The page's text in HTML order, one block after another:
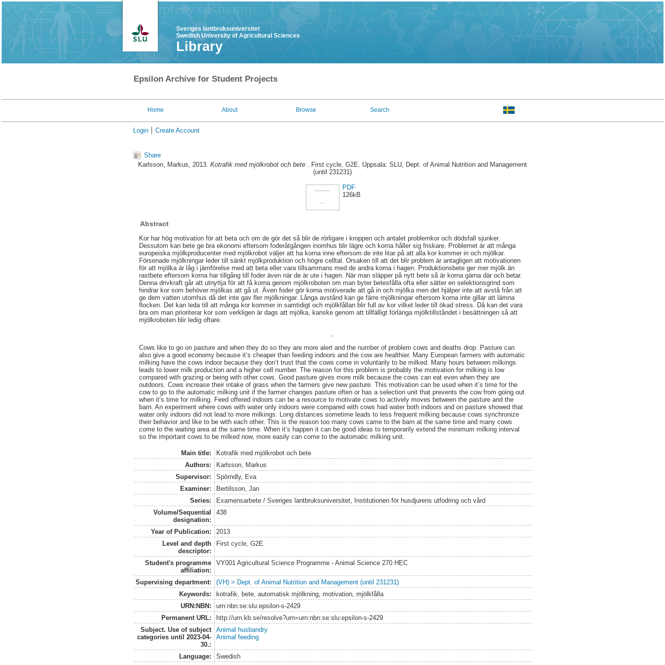
Sveriges lantbruksuniversitet
Swedish University of Agricultural Sciences
Library
Epsilon Archive for Student Projects
Home About Browse Search
Login Create Account
Share
Karlsson, Markus, 2013. Kotrafik med mjölkrobot och bete . First cycle, G2E. Uppsala: SLU, Dept. of Animal Nutrition and Management
(until 231231)
PDF
126kB
Abstract
Kor har hög motivation för att beta och om de gör det så blir de rörligare i kroppen och antalet problemkor och dödsfall sjunker.
Dessutom kan bete ge bra ekonomi eftersom foderåtgången inomhus blir lägre och korna håller sig friskare. Problemet är att många
europeiska mjölkproducenter med mjölkrobot väljer att ha korna inne eftersom de inte litar på att alla kor kommer in och mjölkar.
Försenade mjölkningar leder till sänkt mjölkproduktion och högre celltal. Orsaken till att det blir problem är antagligen att motivationen
för att mjölka är låg i jämförelse med att beta eller vara tillsammans med de andra korna i hagen. Produktionsbete ger mer mjölk än
rastbete eftersom korna har tillgång till foder även när de är ute i hagen. När man släpper på nytt bete så är korna gärna där och betar.
Denna drivkraft går att utnyttja för att få korna genom mjölkroboten om man byter betesfålla ofta eller sätter en selektionsgrind som
hindrar kor som behöver mjölkas att gå ut. Även foder gör korna motiverade att gå in och mjölka men det hjälper inte att avstå från att
ge dem vatten utomhus då det inte gav fler mjölkningar. Långa avstånd kan ge färre mjölkningar eftersom korna inte gillar att lämna
flocken. Det kan leda till att många kor kommer in samtidigt och mjölkfållan blir full av kor vilket leder till ökad stress. Då kan det vara
bra om man prioriterar kor som verkligen är dags att mjölka, kanske genom att tillfälligt förlänga mjölktillståndet i besättningen så att
mjölkroboten blir ledig oftare.
Cows like to go on pasture and when they do so they are more alert and the number of problem cows and deaths drop. Pasture can
also give a good economy because it’s cheaper than feeding indoors and the cow are healthier. Many European farmers with automatic
milking have the cows indoor because they don’t trust that the cows come in voluntarily to be milked. Many hours between milkings
leads to lower milk production and a higher cell number. The reason for this problem is probably the motivation for milking is low
compared with grazing or being with other cows. Good pasture gives more milk because the cows can eat even when they are
outdoors. Cows increase their intake of grass when the farmers give new pasture. This motivation can be used when it’s time for the
cow to go to the automatic milking unit if the farmer changes pasture often or has a selection unit that prevents the cow from going out
when it’s time for milking. Feed offered indoors can be a resource to motivate cows to actively moves between the pasture and the
barn. An experiment where cows with water only indoors were compared with cows had water both indoors and on pasture showed that
water only indoors did not lead to more milkings. Long distances sometime leads to less frequent milking because cows synchronize
their behavior and like to be with each other. This is the reason too many cows came to the barn at the same time and many cows
come to the waiting area at the same time. When it’s happen it can be good ideas to temporarily extend the minimum milking interval
so the important cows to be milked now, more easily can come to the automatic milking unit.
Main title:
Kotrafik med mjölkrobot och bete
Authors:
Karlsson, Markus
Supervisor:
Spörndly, Eva
Examiner:
Bertilsson, Jan
Series:
Examensarbete / Sveriges lantbruksuniversitet, Institutionen för husdjurens utfodring och vård
Volume/Sequential
designation:
438
Year of Publication:
2013
Level and depth
descriptor:
First cycle, G2E
Student's programme
affiliation:
VY001 Agricultural Science Programme - Animal Science 270 HEC
Supervising department:
(VH) > Dept. of Animal Nutrition and Management (until 231231)
Keywords:
kotrafik, bete, automatisk mjölkning, motivation, mjölkfålla
URN:NBN:
urn:nbn:se:slu:epsilon-s-2429
Permanent URL:
http://urn.kb.se/resolve?urn=urn:nbn:se:slu:epsilon-s-2429
Subject. Use of subject
categories until 2023-04-
30.:
Animal husbandry
Animal feeding
Language:
Swedish